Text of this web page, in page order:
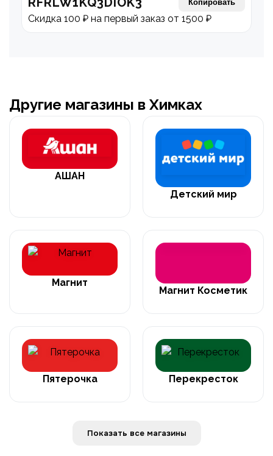
Копировать
Скидка 100 ₽ на первый заказ от 1500 ₽
Другие магазины в Химках
АШАН
Детский мир
Магнит
Магнит Косметик
Пятерочка Перекресток
Показать все магазины